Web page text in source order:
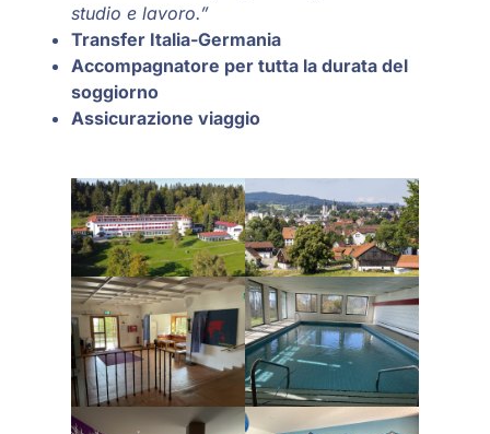
studio e lavoro.”
Transfer Italia-Germania
Accompagnatore per tutta la durata del
soggiorno
Assicurazione viaggio